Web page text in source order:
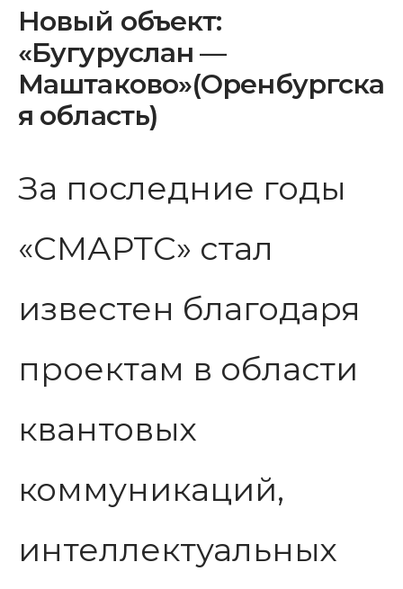
Новый объект:
«Бугуруслан —
Маштаково»(Оренбургска
я область)
За последние годы
«СМАРТС» стал
известен благодаря
проектам в области
квантовых
коммуникаций,
интеллектуальных